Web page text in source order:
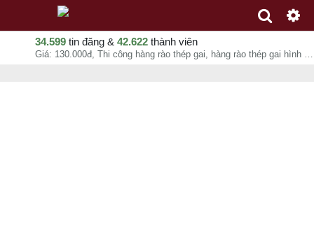
34.599 tin đăng & 42.622 thành viên
Giá: 130.000đ, Thi công hàng rào thép gai, hàng rào thép gai hình dao, hàng rào thép gai nhọn, Trần Phương Đông, chuyên mục Thi công Xây dựng tại Huyện Thanh Trì - Hà Nội - 09-08-2026 14:06:34